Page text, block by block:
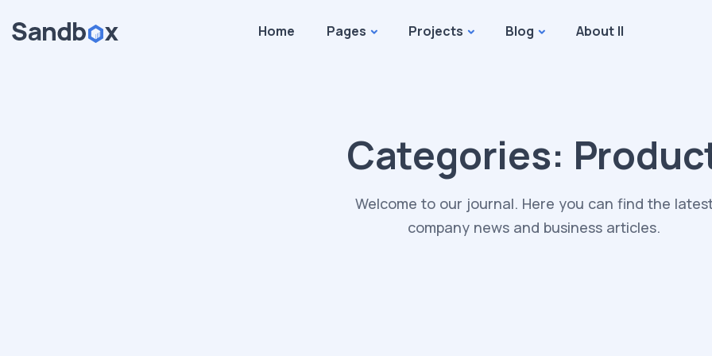
Home Pages Projects Blog About II
Categories:
Welcome to our journal. Here you can find the
company news and business articles.